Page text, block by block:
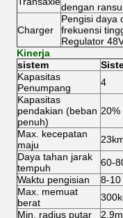
dengan
Charger
Pengisi daya
frekuensi
Regulator
Kinerja
sistem
Kapasitas
Penumpang
4
Kapasitas
pendakian (beban
penuh)
20%
Max. kecepatan
maju
Daya tahan jarak
tempuh
60-
Waktu pengisian
8-10
Max. memuat
berat
Min.
radius putar 2.9m